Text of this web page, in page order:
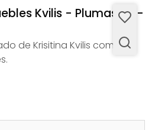
Kvilis - Plumas 02 -
de Krisitina Kvilis como